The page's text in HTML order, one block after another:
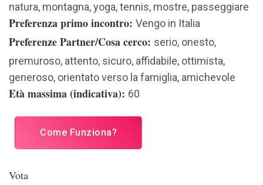
natura, montagna, yoga, tennis, mostre, passeggiare
Preferenza primo incontro Vengo in Italia
Preferenze Partner/Cosa cerco serio, onesto,
premuroso, attento, sicuro, affidabile, ottimista,
generoso, orientato verso la famiglia, amichevole
Età massima (indicativa) 60
Come Funziona?
Vota